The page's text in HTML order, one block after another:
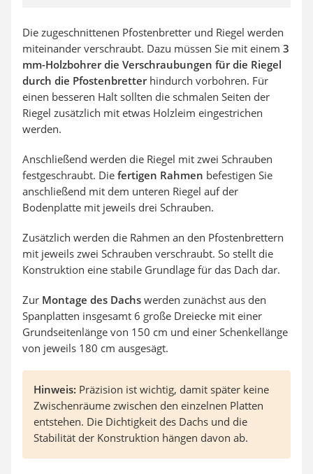
Die zugeschnittenen Pfostenbretter und Riegel werden
miteinander verschraubt. Dazu müssen Sie mit einem 3
mm-Holzbohrer die Verschraubungen für die Riegel
durch die Pfostenbretterhindurch vorbohren. Für
einen besseren Halt sollten die schmalen Seiten der
Riegel zusätzlich mit etwas Holzleim eingestrichen
werden.
Anschließend werden die Riegel mit zwei Schrauben
festgeschraubt. Die fertigen Rahmen befestigen Sie
anschließend mit dem unteren Riegel auf der
Bodenplatte mit jeweils drei Schrauben.
Zusätzlich werden die Rahmen an den Pfostenbrettern
mit jeweils zwei Schrauben verschraubt. So stellt die
Konstruktion eine stabile Grundlage für das Dach dar.
Zur Montage des Dachs werden zunächst aus den
Spanplatten insgesamt 6 große Dreiecke mit einer
Grundseitenlänge von 150 cm und einer Schenkellänge
von jeweils 180 cm ausgesägt.
Hinweis: Präzision ist wichtig, damit später keine
Zwischenräume zwischen den einzelnen Platten
entstehen. Die Dichtigkeit des Dachs und die
Stabilität der Konstruktion hängen davon ab.